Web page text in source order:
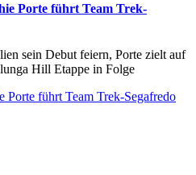
Porte führt Team Trek-
sein Debut feiern, Porte zielt auf
Hill Etappe in Folge
führt Team Trek-Segafredo